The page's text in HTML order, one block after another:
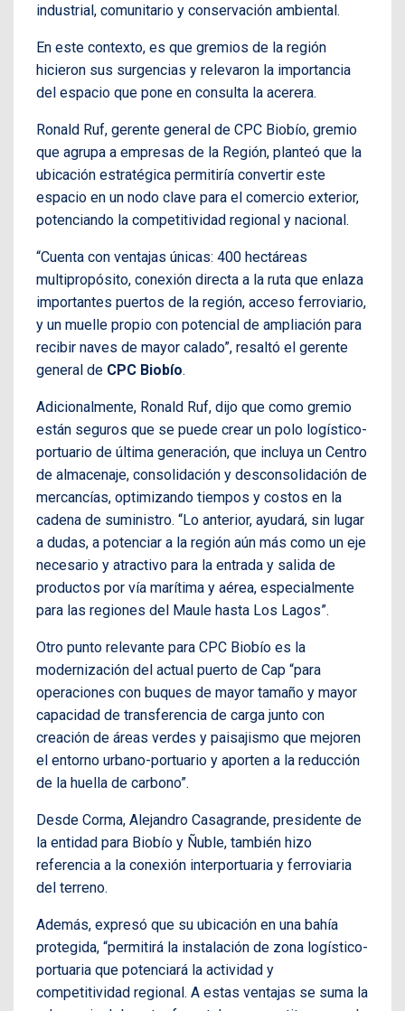
industrial, comunitario y conservación ambiental.
En este contexto, es que gremios de la región
hicieron sus surgencias y relevaron la importancia
del espacio que pone en consulta la acerera.
Ronald Ruf, gerente general de CPC Biobío, gremio
que agrupa a empresas de la Región, planteó que la
ubicación estratégica permitiría convertir este
espacio en un nodo clave para el comercio exterior,
potenciando la competitividad regional y nacional.
“Cuenta con ventajas únicas: 400 hectáreas
multipropósito, conexión directa a la ruta que enlaza
importantes puertos de la región, acceso ferroviario,
y un muelle propio con potencial de ampliación para
recibir naves de mayor calado”, resaltó el gerente
general de CPC Biobío.
Adicionalmente, Ronald Ruf, dijo que como gremio
están seguros que se puede crear un polo logístico-
portuario de última generación, que incluya un Centro
de almacenaje, consolidación y desconsolidación de
mercancías, optimizando tiempos y costos en la
cadena de suministro. “Lo anterior, ayudará, sin lugar
a dudas, a potenciar a la región aún más como un eje
necesario y atractivo para la entrada y salida de
productos por vía marítima y aérea, especialmente
para las regiones del Maule hasta Los Lagos”.
Otro punto relevante para CPC Biobío es la
modernización del actual puerto de Cap “para
operaciones con buques de mayor tamaño y mayor
capacidad de transferencia de carga junto con
creación de áreas verdes y paisajismo que mejoren
el entorno urbano-portuario y aporten a la reducción
de la huella de carbono”.
Desde Corma, Alejandro Casagrande, presidente de
la entidad para Biobío y Ñuble, también hizo
referencia a la conexión interportuaria y ferroviaria
del terreno.
Además, expresó que su ubicación en una bahía
protegida, “permitirá la instalación de zona logístico-
portuaria que potenciará la actividad y
competitividad regional. A estas ventajas se suma la